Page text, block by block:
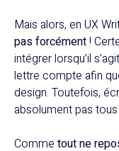
Mais alors, en UX
pas forcément!
intégrer lorsqu’il
lettre compte afin
design. Toutefois,
absolument pas
Comme tout ne